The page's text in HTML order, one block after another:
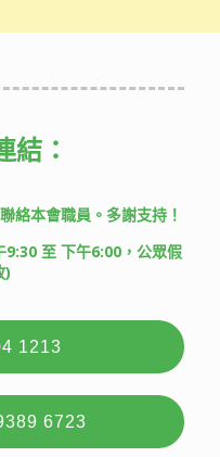
結：
絡本會職員。多謝支持！
9:30 至 下午6:00，公眾假
)
1213
6723